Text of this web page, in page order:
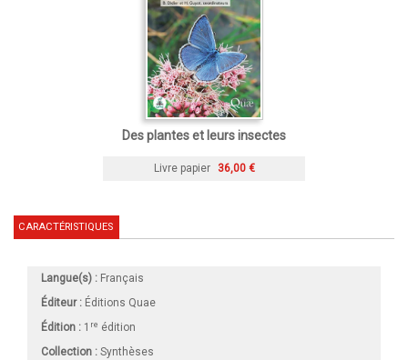
Des plantes et leurs insectes
Livre papier 36,00 €
CARACTÉRISTIQUES
Langue(s) : Français
Éditeur : Éditions Quae
Édition : 1 re édition
Collection : Synthèses